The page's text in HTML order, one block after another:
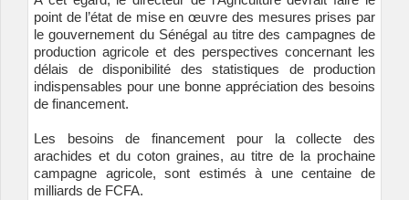
point de l’état de mise en œuvre des mesures prises par
le gouvernement du Sénégal au titre des campagnes de
production agricole et des perspectives concernant les
délais de disponibilité des statistiques de production
indispensables pour une bonne appréciation des besoins
de financement.
Les besoins de financement pour la collecte des
arachides et du coton graines, au titre de la prochaine
campagne agricole, sont estimés à une centaine de
milliards de FCFA.